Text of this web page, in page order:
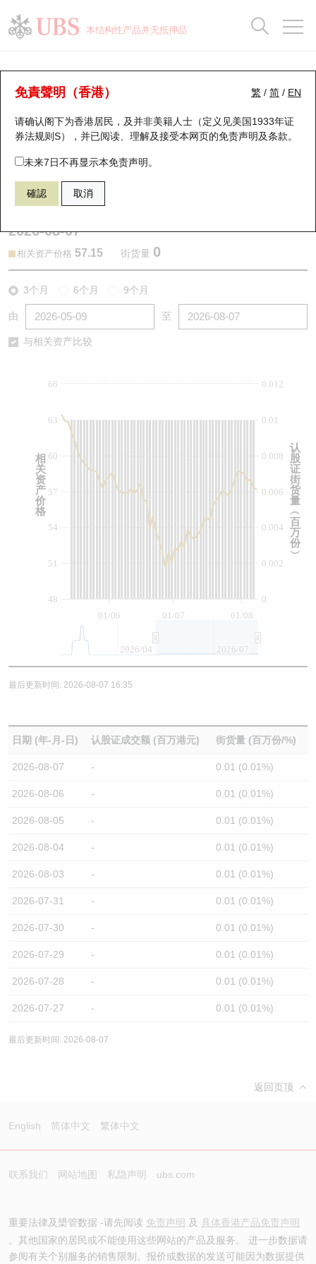
本结构性产品并无抵押品
繁 / 简 / EN
免責聲明（香港）
请确认阁下为香港居民，及并非美籍人士（定义见美国1933年证
券法规则S），并已阅读、理解及接受本网页的免责声明及条款。
未来7日不再显示本免责声明。
確認 取消
认股证分析仪
表现 街货统计 比较
25757 瑞银认购 2318 中国平安
2026-08-07
相关资产价格 57.15 街货量 0
3个月 6个月 9个月
由 至
与相关资产比较
01/07
01/06 01/08
0
0.002
0.004
0.006
0.008
0.01
0.012
48
60
51
54
57
63
66
2026/04 2026/07
认
股
证
街
货
量
︵
百
万
份
︶
相
关
资
产
价
格
最后更新时间: 2026-08-07 16:35
日期 (年-月-日) 认股证成交额 (百万港元) 街货量 (百万份/%)
2026-08-07 - 0.01 (0.01%)
2026-08-06 - 0.01 (0.01%)
2026-08-05 - 0.01 (0.01%)
2026-08-04 - 0.01 (0.01%)
2026-08-03 - 0.01 (0.01%)
2026-07-31 - 0.01 (0.01%)
2026-07-30 - 0.01 (0.01%)
2026-07-29 - 0.01 (0.01%)
2026-07-28 - 0.01 (0.01%)
2026-07-27 - 0.01 (0.01%)
最后更新时间: 2026-08-07
返回页顶
English 简体中文 繁体中文
联系我们 网站地图 私隐声明 ubs.com
重要法律及槼管数据 -请先阅读 免责声明 及 具体香港产品免责声明
。其他国家的居民或不能使用这些网站的产品及服务。 进一步数据请
参阅有关个别服务的销售限制。报价或数据的发送可能因为数据提供
瑞银认股证一览
新发行瑞银认股证
即将到期认股证
认股证到期结算价查找
认股证分析仪
认股证/牛熊证日志
街货统计
比较
牛熊全景快搜
牛熊证搜寻
牛熊证街货分布图
正股牛熊证列表
新发行瑞银牛熊证
牛熊证到期结算价查找
牛熊证文件及公告
牛熊证文件及公告 (瑞信)
街货统计
比较
十大升幅/跌幅
十大认股证成交分布
十天股证占大市成交
资金流
街货统计
正股分析仪
二十大活跃股份
恒指成份股
国指成份股
科指成份股
中资ETFs溢价比较
收市竞价变化
持股比重
显示所有持股比重
每月轮证大市专题
轮证专栏
讲座及教育短片
认股证投资者教育
牛熊证投资者教育